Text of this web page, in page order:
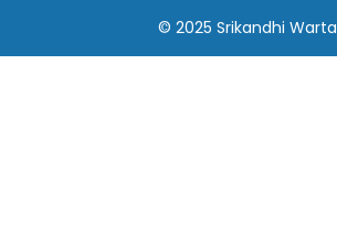
© 2025 Srikandhi Warta